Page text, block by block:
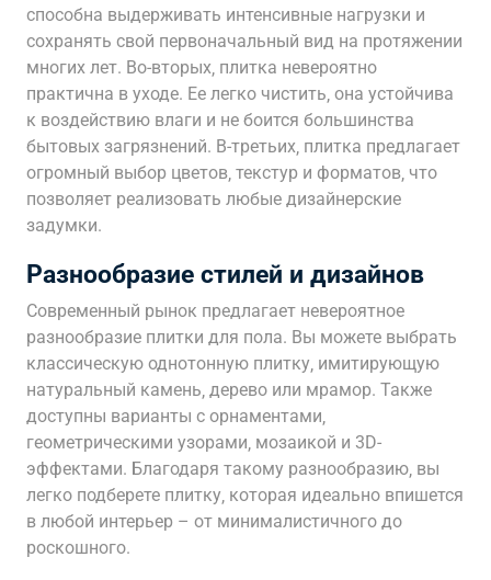
способна выдерживать интенсивные нагрузки и
сохранять свой первоначальный вид на протяжении
многих лет. Во-вторых‚ плитка невероятно
практична в уходе. Ее легко чистить‚ она устойчива
к воздействию влаги и не боится большинства
бытовых загрязнений. В-третьих‚ плитка предлагает
огромный выбор цветов‚ текстур и форматов‚ что
позволяет реализовать любые дизайнерские
задумки.
Разнообразие стилей и дизайнов
Современный рынок предлагает невероятное
разнообразие плитки для пола. Вы можете выбрать
классическую однотонную плитку‚ имитирующую
натуральный камень‚ дерево или мрамор. Также
доступны варианты с орнаментами‚
геометрическими узорами‚ мозаикой и 3D-
эффектами. Благодаря такому разнообразию‚ вы
легко подберете плитку‚ которая идеально впишется
в любой интерьер – от минималистичного до
роскошного.